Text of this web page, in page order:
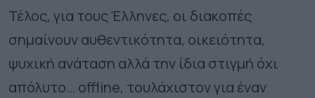
Τέλος, για τους Έλληνες, οι διακοπές
σημαίνουν αυθεντικότητα, οικειότητα,
ψυχική ανάταση αλλά την ίδια στιγμή όχι
απόλυτο… offline, τουλάχιστον για έναν